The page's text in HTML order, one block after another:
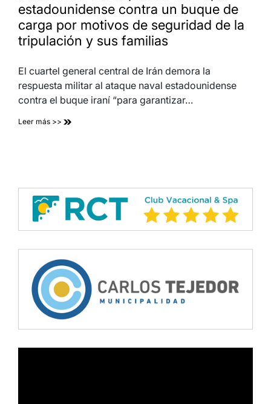
estadounidense contra un buque de
carga por motivos de seguridad de la
tripulación y sus familias
El cuartel general central de Irán demora la
respuesta militar al ataque naval estadounidense
contra el buque iraní “para garantizar…
Leer más >>